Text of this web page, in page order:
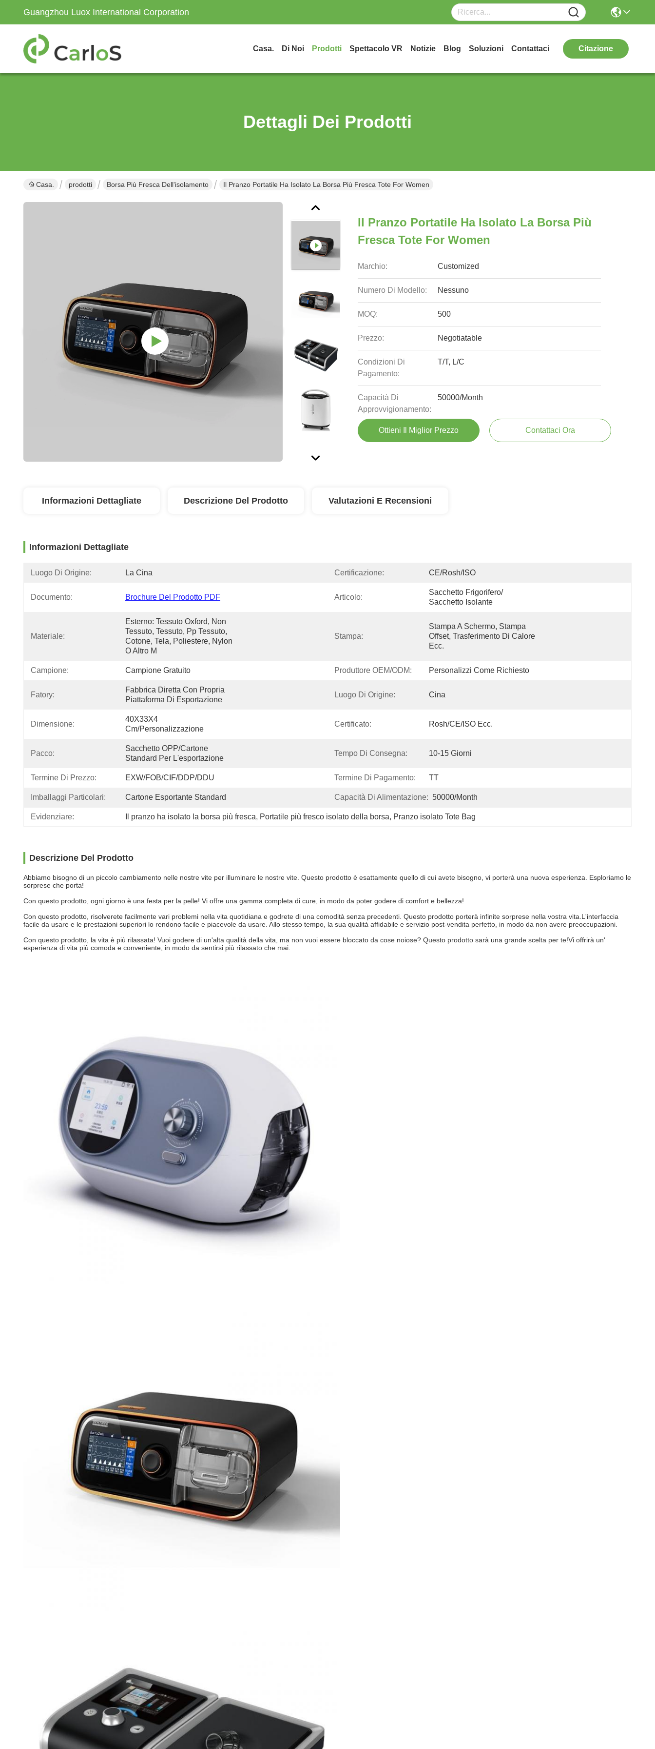
Guangzhou Luox International Corporation
Casa. Di Noi Prodotti Spettacolo VR Notizie Blog Soluzioni Contattaci Citazione
Dettagli Dei Prodotti
Casa. prodotti Borsa Più Fresca Dell'isolamento Il Pranzo Portatile Ha Isolato La Borsa Più Fresca Tote For Women
Il Pranzo Portatile Ha Isolato La Borsa Più
Fresca Tote For Women
Marchio: Customized
Numero Di Modello: Nessuno
MOQ: 500
Prezzo: Negotiatable
Condizioni Di
Pagamento:
T/T, L/C
Capacità Di
Approvvigionamento:
50000/Month
Ottieni Il Miglior Prezzo Contattaci Ora
Informazioni Dettagliate Descrizione Del Prodotto Valutazioni E Recensioni
Informazioni Dettagliate
Luogo Di Origine: La Cina Certificazione: CE/Rosh/ISO
Documento: Brochure Del Prodotto PDF Articolo:
Sacchetto Frigorifero/
Sacchetto Isolante
Materiale:
Esterno: Tessuto Oxford, Non
Tessuto, Tessuto, Pp Tessuto,
Cotone, Tela, Poliestere, Nylon
O Altro M
Stampa:
Stampa A Schermo, Stampa
Offset, Trasferimento Di Calore
Ecc.
Campione: Campione Gratuito Produttore OEM/ODM: Personalizzi Come Richiesto
Fatory:
Fabbrica Diretta Con Propria
Piattaforma Di Esportazione
Luogo Di Origine: Cina
Dimensione:
40X33X4
Cm/personalizzazione
Certificato: Rosh/CE/ISO Ecc.
Pacco:
Sacchetto OPP/cartone
Standard Per L'esportazione
Tempo Di Consegna: 10-15 Giorni
Termine Di Prezzo: EXW/FOB/CIF/DDP/DDU Termine Di Pagamento: TT
Imballaggi Particolari: Cartone Esportante Standard Capacità Di Alimentazione: 50000/Month
Evidenziare: Il pranzo ha isolato la borsa più fresca, Portatile più fresco isolato della borsa, Pranzo isolato Tote Bag
Descrizione Del Prodotto
Abbiamo bisogno di un piccolo cambiamento nelle nostre vite per illuminare le nostre vite. Questo prodotto è esattamente quello di cui avete bisogno, vi porterà una nuova esperienza. Esploriamo le
sorprese che porta!
Con questo prodotto, ogni giorno è una festa per la pelle! Vi offre una gamma completa di cure, in modo da poter godere di comfort e bellezza!
Con questo prodotto, risolverete facilmente vari problemi nella vita quotidiana e godrete di una comodità senza precedenti. Questo prodotto porterà infinite sorprese nella vostra vita.L'interfaccia
facile da usare e le prestazioni superiori lo rendono facile e piacevole da usare. Allo stesso tempo, la sua qualità affidabile e servizio post-vendita perfetto, in modo da non avere preoccupazioni.
Con questo prodotto, la vita è più rilassata! Vuoi godere di un'alta qualità della vita, ma non vuoi essere bloccato da cose noiose? Questo prodotto sarà una grande scelta per te!Vi offrirà un'
esperienza di vita più comoda e conveniente, in modo da sentirsi più rilassato che mai.